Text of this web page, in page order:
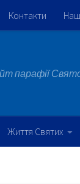
Контакти
парафії
Життя Святих